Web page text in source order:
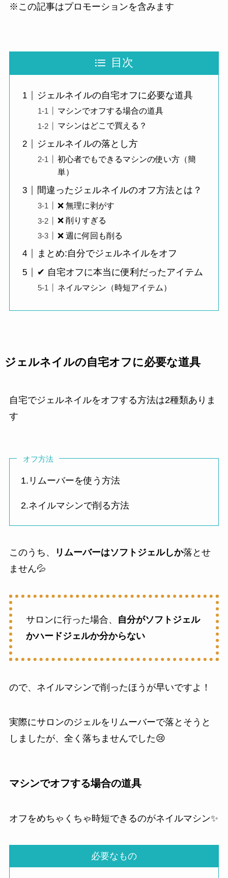
※この記事はプロモーションを含みます
目次
ジェルネイルの自宅オフに必要な道具
マシンでオフする場合の道具
マシンはどこで買える？
ジェルネイルの落とし方
初心者でもできるマシンの使い方（簡
単）
間違ったジェルネイルのオフ方法とは？
❌ 無理に剥がす
❌ 削りすぎる
❌ 週に何回も削る
まとめ:自分でジェルネイルをオフ
✔ 自宅オフに本当に便利だったアイテム
ネイルマシン（時短アイテム）
ジェルネイルの自宅オフに必要な道具
自宅でジェルネイルをオフする方法は2種類ありま
す
オフ方法
1.リムーバーを使う方法
2.ネイルマシンで削る方法
このうち、 リムーバーはソフトジェルしか落とせ
ません💦
サロンに行った場合、
自分がソフトジェル
かハードジェルか分からない
ので、ネイルマシンで削ったほうが早いですよ！
実際にサロンのジェルをリムーバーで落とそうと
しましたが、全く落ちませんでした😢
マシンでオフする場合の道具
オフをめちゃくちゃ時短できるのがネイルマシン✨️
必要なもの